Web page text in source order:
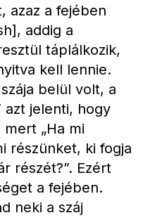
azaz a fejében
addig a
táplálkozik,
kell lennie.
belül volt, a
azt jelenti, hogy
„Ha mi
részünket, ki fogja
részét?”. Ezért
a fejében.
neki a száj